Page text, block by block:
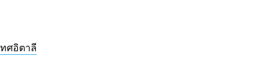
ศอิตาลี